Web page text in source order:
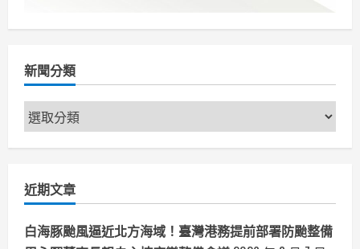
新聞分類
新
聞
近期文章
白海豚颱風逼近北方海域！臺灣港務提前部署防颱整備